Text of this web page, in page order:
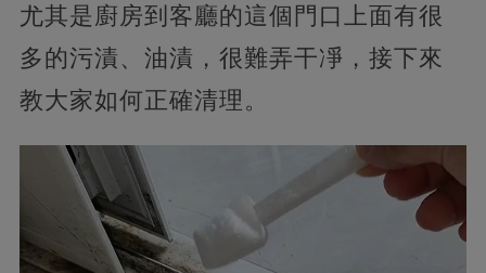
尤其是廚房到客廳的這個門口上面有很
多的污漬、油漬，很難弄干凈，接下來
教大家如何正確清理。